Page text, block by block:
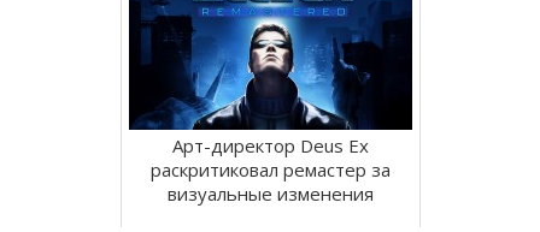
Арт-директор Deus Ex
раскритиковал ремастер за
визуальные изменения